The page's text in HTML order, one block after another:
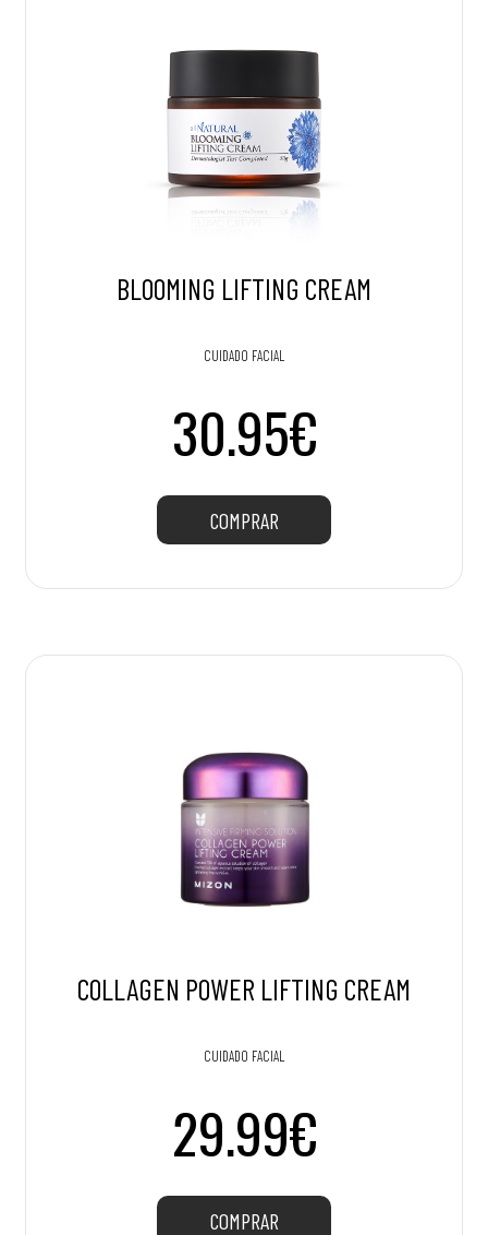
BLOOMING LIFTING CREAM
CUIDADO FACIAL
30.95€
COMPRAR
COLLAGEN POWER LIFTING CREAM
CUIDADO FACIAL
29.99€
COMPRAR